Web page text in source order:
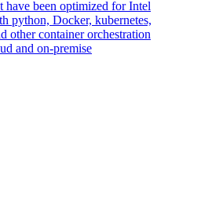
have been optimized for Intel
python, Docker, kubernetes,
other container orchestration
and on-premise